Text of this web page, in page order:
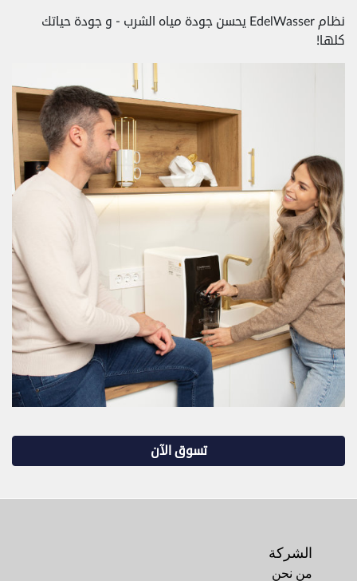
نظام EdelWasser يحسن جودة مياه الشرب - و جودة حياتك
كلها!
تسوق الآن
الشركة
من نحن